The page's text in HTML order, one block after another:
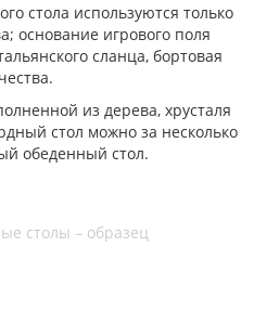
стола используются только
основание игрового поля
сланца, бортовая
из дерева, хрусталя
стол можно за несколько
обеденный стол.